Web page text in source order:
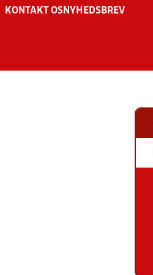
KONTAKT OS NYHEDSBREV